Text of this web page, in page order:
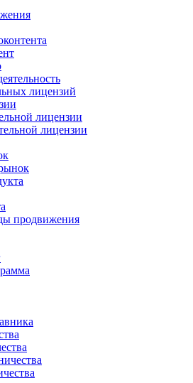
лицензий
лицензии
лицензии
продвижения